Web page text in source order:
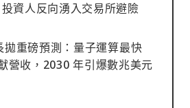
資人反向湧入交易所避險
重磅預測：量子運算最快
營收，2030 年引爆數兆美元